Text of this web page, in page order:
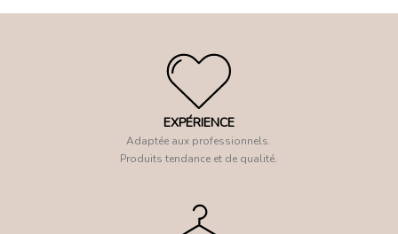
EXPÉRIENCE
Adaptée aux professionnels.
Produits tendance et de qualité.